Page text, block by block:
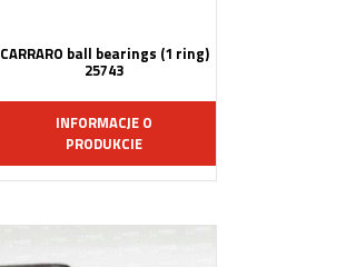
CARRARO ball bearings (1 ring)
25743
INFORMACJE O
PRODUKCIE